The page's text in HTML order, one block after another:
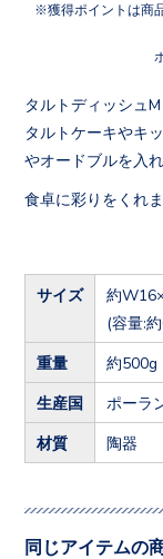
獲得ポイントは商
タルトディッシュM
タルトケーキやキ
やオードブルを入
食卓に彩りをくれま
サイズ
約
(容量:
重量 約500g
生産国 ポーラ
材質 陶器
同じアイテムの